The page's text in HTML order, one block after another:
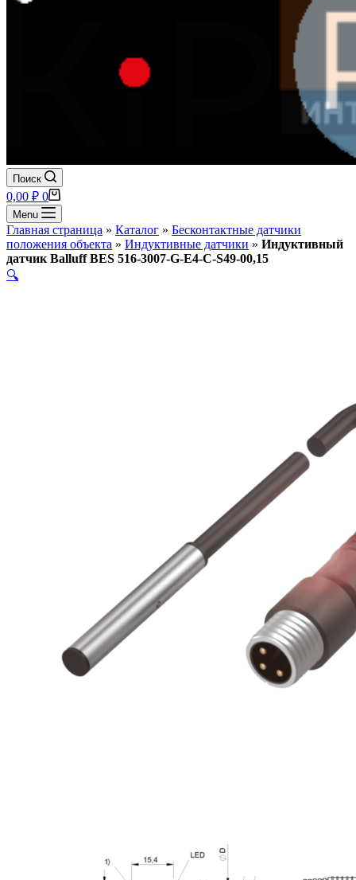
Поиск
Корзина
0,00 ₽ 0
Menu
Главная страница » Каталог » Бесконтактные датчики
положения объекта » Индуктивные датчики » Индуктивный
датчик Balluff BES 516-3007-G-E4-C-S49-00,15
🔍